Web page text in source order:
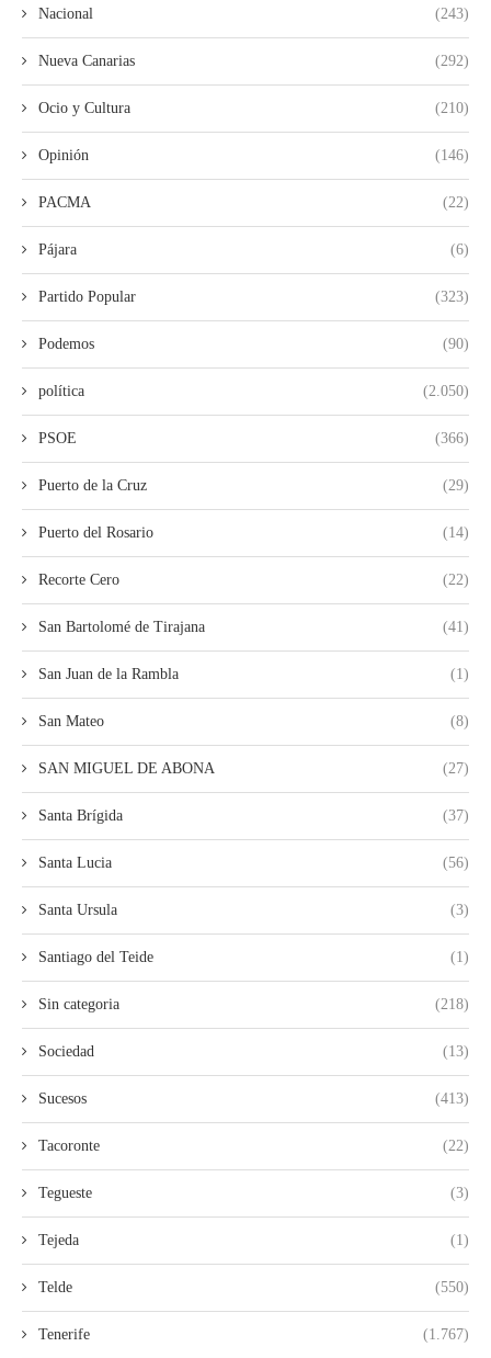
Nacional (243)
Nueva Canarias (292)
Ocio y Cultura (210)
Opinión (146)
PACMA (22)
Pájara (6)
Partido Popular (323)
Podemos (90)
política (2.050)
PSOE (366)
Puerto de la Cruz (29)
Puerto del Rosario (14)
Recorte Cero (22)
San Bartolomé de Tirajana (41)
San Juan de la Rambla (1)
San Mateo (8)
SAN MIGUEL DE ABONA (27)
Santa Brígida (37)
Santa Lucia (56)
Santa Ursula (3)
Santiago del Teide (1)
Sin categoria (218)
Sociedad (13)
Sucesos (413)
Tacoronte (22)
Tegueste (3)
Tejeda (1)
Telde (550)
Tenerife (1.767)